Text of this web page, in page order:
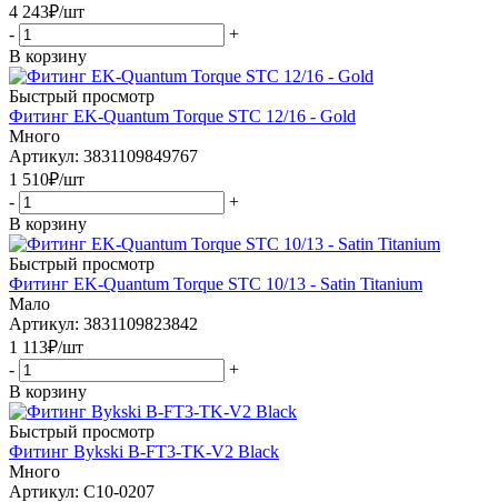
4 243₽/шт
-
+
В корзину
Быстрый просмотр
Фитинг EK-Quantum Torque STC 12/16 - Gold
Много
Артикул: 3831109849767
1 510₽/шт
-
+
В корзину
Быстрый просмотр
Фитинг EK-Quantum Torque STC 10/13 - Satin Titanium
Мало
Артикул: 3831109823842
1 113₽/шт
-
+
В корзину
Быстрый просмотр
Фитинг Bykski B-FT3-TK-V2 Black
Много
Артикул: C10-0207